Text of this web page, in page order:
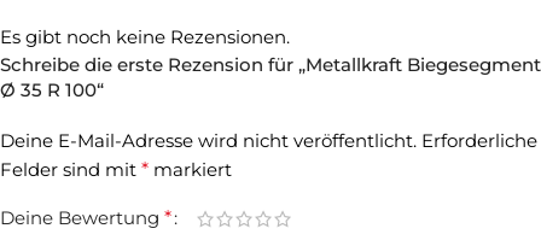
Es gibt noch keine Rezensionen.
Schreibe die erste Rezension für „Metallkraft Biegesegment
Ø 35 R 100“
Deine E-Mail-Adresse wird nicht veröffentlicht. Erforderliche
Felder sind mit * markiert
Deine Bewertung *